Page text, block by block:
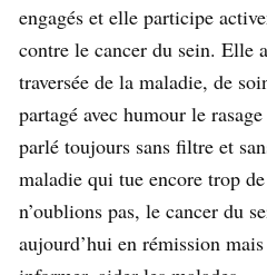
engagés et elle participe
contre le cancer du sein. Elle
traversée de la maladie, de
partagé avec humour le
parlé toujours sans filtre et
maladie qui tue encore trop
n’oublions pas, le cancer du
aujourd’hui en rémission